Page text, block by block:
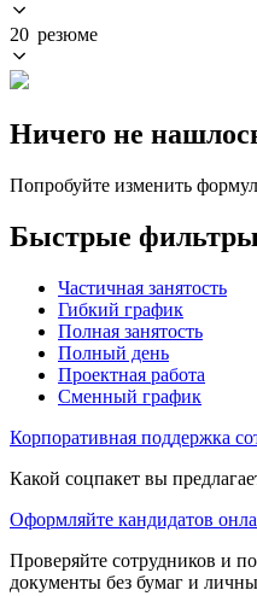
20 резюме
Ничего не
Попробуйте изменить
Быстрые фильтры
Частичная занятость
Гибкий график
Полная занятость
Полный день
Проектная работа
Сменный график
Корпоративная поддержка
Какой соцпакет вы
Оформляйте кандидатов
Проверяйте сотрудников и
документы без бумаг и